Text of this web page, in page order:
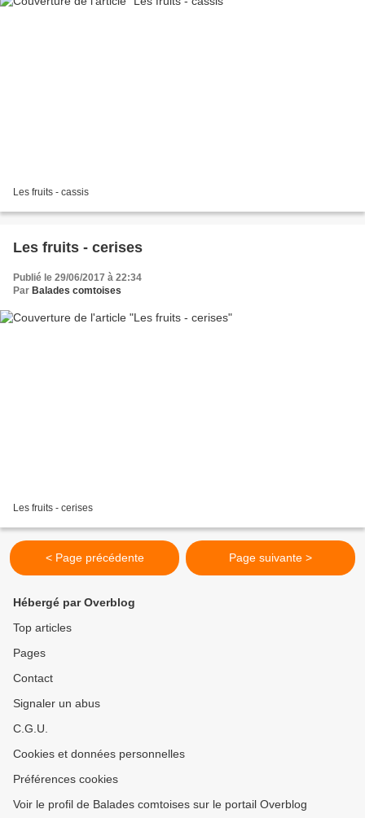
Les fruits - cassis
Les fruits - cerises
Publié le 29/06/2017 à 22:34
Par Balades comtoises
Les fruits - cerises
< Page précédente Page suivante >
Hébergé par Overblog
Top articles
Pages
Contact
Signaler un abus
C.G.U.
Cookies et données personnelles
Préférences cookies
Voir le profil de Balades comtoises sur le portail Overblog